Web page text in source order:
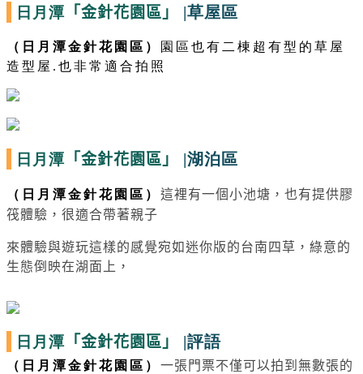
日月潭 「金針花園區」 |草屋區
（日月潭金針花園區）
園區也有二棟超有型的草屋
造型屋.也非常適合拍照
日月潭 「金針花園區」 |湖泊區
（日月潭金針花園區） 這裡有一個小池塘，也有提供膠
筏體驗，很適合帶著親子
來體驗與遊玩這樣的感覺宛如迷你版的台南四草，綠意的
生態倒映在湖面上，
日月潭 「金針花園區」 |評語
（日月潭金針花園區） 一張門票不僅可以拍到無數張的